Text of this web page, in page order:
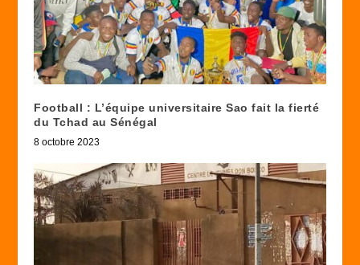
Football : L’équipe universitaire Sao fait la fierté
du Tchad au Sénégal
8 octobre 2023